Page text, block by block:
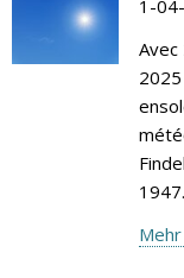
1-
Avec
1947.